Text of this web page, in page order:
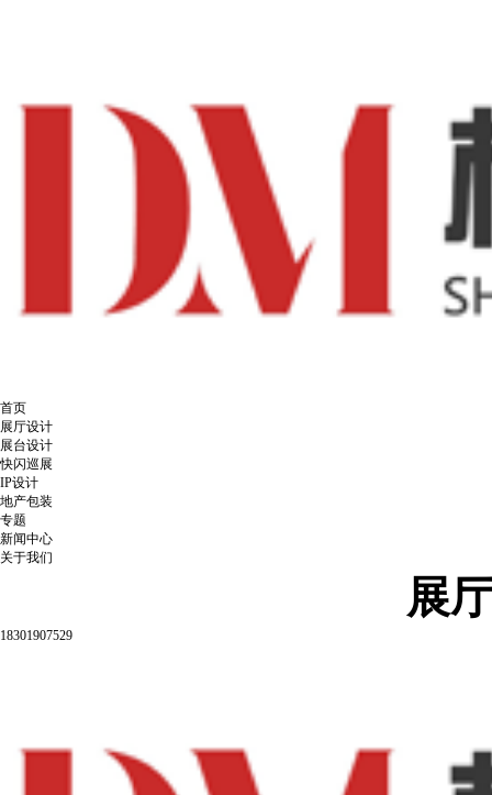
首页
展厅设计
展台设计
快闪巡展
IP设计
地产包装
专题
新闻中心
关于我们
展
18301907529